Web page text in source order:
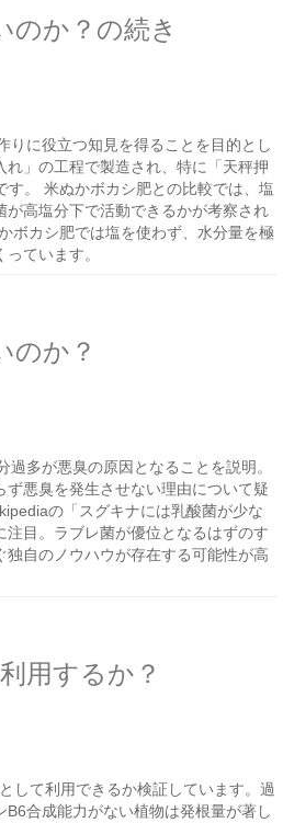
のか？の続き
りに役立つ知見を得ることを目的とし
」の工程で製造され、特に「天秤押
。 米ぬかボカシ肥との比較では、塩
高塩分下で活動できるかが考察され
ボカシ肥では塩を使わず、水分量を極
ています。
のか？
多が悪臭の原因となることを説明。
悪臭を発生させない理由について疑
の「スグキナには乳酸菌が少な
目。ラブレ菌が優位となるはずのす
自のノウハウが存在する可能性が高
用するか？
して利用できるか検証しています。過
合成能力がない植物は発根量が著し